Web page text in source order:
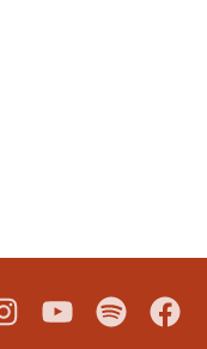
Instagram
YoutubePodcast